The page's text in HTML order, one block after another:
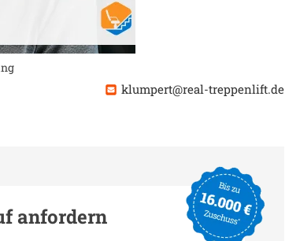
klumpert@real-treppenlift.de
anfordern